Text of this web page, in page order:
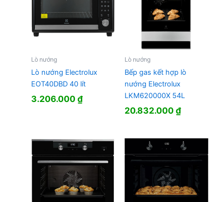
Lò nướng
Lò nướng Electrolux
EOT40DBD 40 lít
3.206.000₫
Lò nướng
Bếp gas kết hợp lò
nướng Electrolux
LKM620000X 54L
20.832.000₫